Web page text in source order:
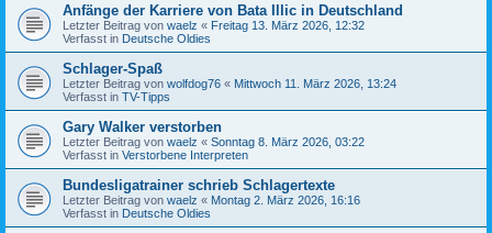
Anfänge der Karriere von Bata Illic in Deutschland
Letzter Beitrag von waelz « Freitag 13. März 2026, 12:32
Verfasst in Deutsche Oldies
Schlager-Spaß
Letzter Beitrag von wolfdog76 « Mittwoch 11. März 2026, 13:24
Verfasst in TV-Tipps
Gary Walker verstorben
Letzter Beitrag von waelz « Sonntag 8. März 2026, 03:22
Verfasst in Verstorbene Interpreten
Bundesligatrainer schrieb Schlagertexte
Letzter Beitrag von waelz « Montag 2. März 2026, 16:16
Verfasst in Deutsche Oldies